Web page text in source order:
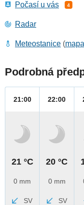
Počasí u vás 4
Radar
Meteostanice (mapa
Podrobná
21:00
21 °C
0 mm
SV
22:00
20 °C
0 mm
SV